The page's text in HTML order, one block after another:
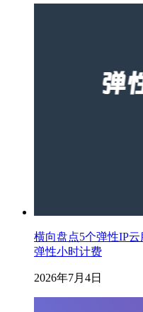
横向盘点5个弹性IP
弹性小时计费
2026年7月4日